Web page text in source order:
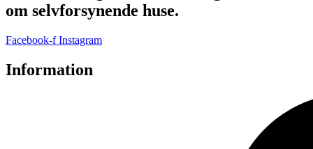
om selvforsynende huse.
Facebook-f Instagram
Information